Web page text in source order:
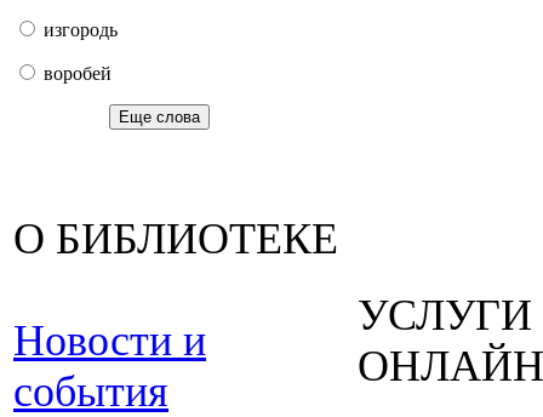
изгородь
воробей
Еще слова
О БИБЛИОТЕКЕ
Новости и
события
УСЛУГИ
ОНЛАЙН